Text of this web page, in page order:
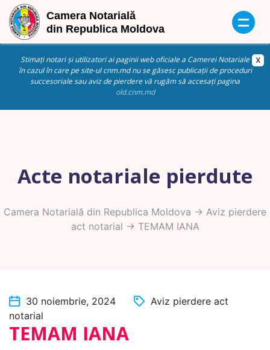
Stimați notari și utilizatori ai paginii web oficiale a Camerei Notariale
în cazul în care pe site-ul cnm.md nu se găsesc publicații de proceduri
succesoriale sau aviz de pierdere vă rugăm să accesați pagina
old.cnm.md
Acte notariale pierdute
Camera Notarială din Republica Moldova -> Aviz pierdere
act notarial -> TEMAM IANA
30 noiembrie, 2024
Aviz pierdere act
notarial
TEMAM IANA